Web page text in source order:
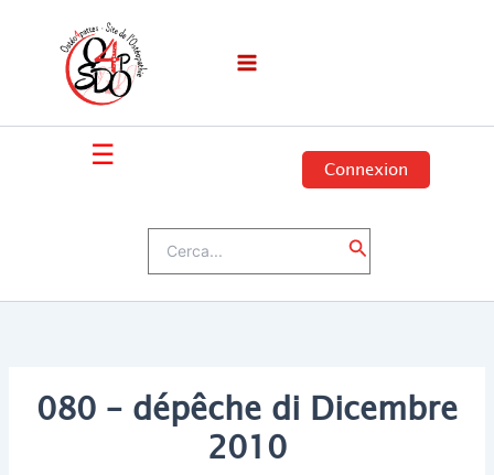
contenuto
☰ Connexion
Cerca
080 – dépêche di Dicembre
2010